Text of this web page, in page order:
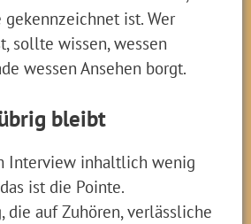
ist. Wer
sollte wissen, wessen
wessen Ansehen borgt.
bleibt
Interview inhaltlich wenig
ist die Pointe.
die auf Zuhören, verlässliche